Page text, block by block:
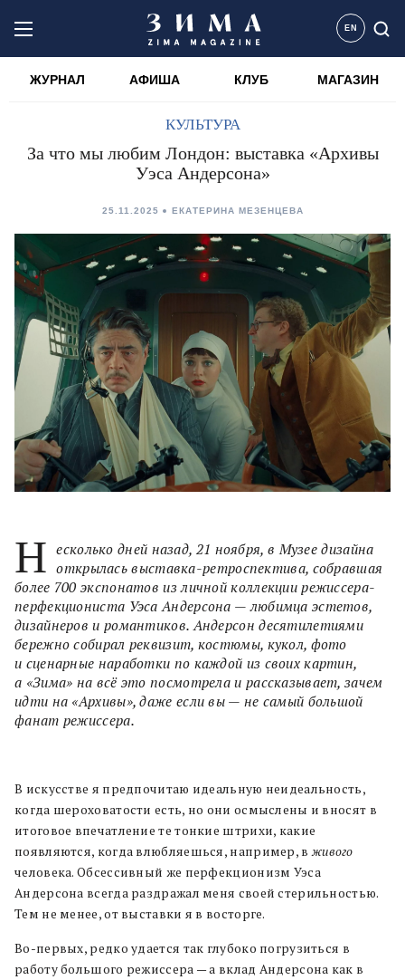
EN
ЖУРНАЛ АФИША КЛУБ МАГАЗИН
КУЛЬТУРА
За что мы любим Лондон: выставка «Архивы
Уэса Андерсона»
25.11.2025 ЕКАТЕРИНА МЕЗЕНЦЕВА
Н есколько дней назад, 21 ноября, в Музее дизайна
открылась выставка-ретроспектива, собравшая
более 700 экспонатов из личной коллекции режиссера-
перфекциониста Уэса Андерсона — любимца эстетов,
дизайнеров и романтиков. Андерсон десятилетиями
бережно собирал реквизит, костюмы, кукол, фото
и сценарные наработки по каждой из своих картин,
а «Зима» на всё это посмотрела и рассказывает, зачем
идти на «Архивы», даже если вы — не самый большой
фанат режиссера.
В искусстве я предпочитаю идеальную неидеальность,
когда шероховатости есть, но они осмыслены и вносят в
итоговое впечатление те тонкие штрихи, какие
появляются, когда влюбляешься, например, в живого
человека. Обсессивный же перфекционизм Уэса
Андерсона всегда раздражал меня своей стерильностью.
Тем не менее, от выставки я в восторге.
Во-первых, редко удается так глубоко погрузиться в
работу большого режиссера — а вклад Андерсона как в